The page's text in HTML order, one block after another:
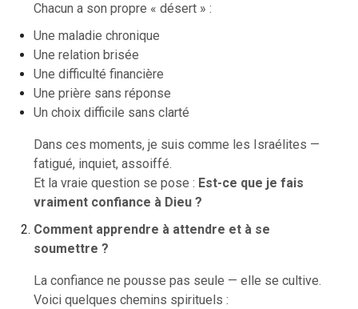
Chacun a son propre « désert » :
Une maladie chronique
Une relation brisée
Une difficulté financière
Une prière sans réponse
Un choix difficile sans clarté
Dans ces moments, je suis comme les Israélites —
fatigué, inquiet, assoiffé.
Et la vraie question se pose : Est-ce que je fais
vraiment confiance à Dieu ?
Comment apprendre à attendre et à se
soumettre ?
La confiance ne pousse pas seule — elle se cultive.
Voici quelques chemins spirituels :